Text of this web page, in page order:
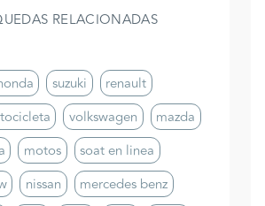
RELACIONADAS
suzuki
renault
volkswagen
mazda
motos
soat en linea
nissan
mercedes benz